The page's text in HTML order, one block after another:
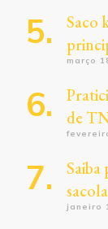
Saco
março
de
Saiba
janeiro